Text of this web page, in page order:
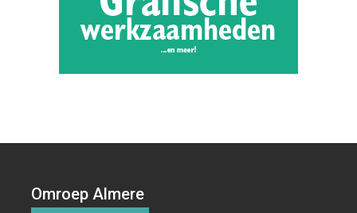
Omroep Almere